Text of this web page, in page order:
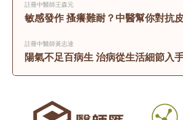
註冊中醫師王森元
敏感發作 搔癢難耐？中醫幫你對抗
註冊中醫師黃志達
陽氣不足百病生 治病從生活細節入